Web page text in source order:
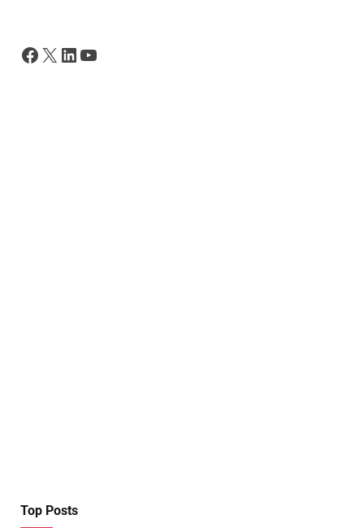
Facebook
X LinkedIn
YouTube
Top Posts